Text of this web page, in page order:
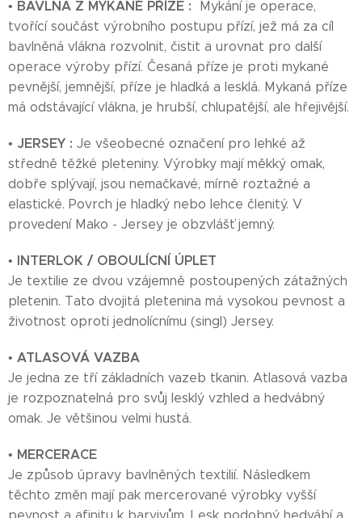
• BAVLNA Z MYKANÉ PŘÍZE : Mykání je operace,
tvořící součást výrobního postupu přízí, jež má za cíl
bavlněná vlákna rozvolnit, čistit a urovnat pro další
operace výroby přízí. Česaná příze je proti mykané
pevnější, jemnější, příze je hladká a lesklá. Mykaná příze
má odstávající vlákna, je hrubší, chlupatější, ale hřejivější.
• JERSEY : Je všeobecné označení pro lehké až
středně těžké pleteniny. Výrobky mají měkký omak,
dobře splývají, jsou nemačkavé, mírně roztažné a
elastické. Povrch je hladký nebo lehce členitý. V
provedení Mako - Jersey je obzvlášť jemný.
• INTERLOK / OBOULÍCNÍ ÚPLET
Je textilie ze dvou vzájemně postoupených zátažných
pletenin. Tato dvojitá pletenina má vysokou pevnost a
životnost oproti jednolícnímu (singl) Jersey.
• ATLASOVÁ VAZBA
Je jedna ze tří základních vazeb tkanin. Atlasová vazba
je rozpoznatelná pro svůj lesklý vzhled a hedvábný
omak. Je většinou velmi hustá.
• MERCERACE
Je způsob úpravy bavlněných textilií. Následkem
těchto změn mají pak mercerované výrobky vyšší